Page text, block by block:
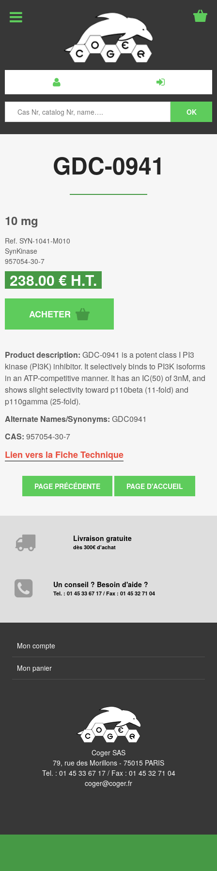
GDC-0941
10 mg
Ref. SYN-1041-M010
SynKinase
957054-30-7
238.00 € H.T.
Product description: GDC-0941 is a potent class I PI3
kinase (PI3K) inhibitor. It selectively binds to PI3K isoforms
in an ATP-competitive manner. It has an IC(50) of 3nM, and
shows slight selectivity toward p110beta (11-fold) and
p110gamma (25-fold).
Alternate Names/Synonyms: GDC0941
CAS: 957054-30-7
Lien vers la Fiche Technique
Livraison gratuite
dès 300€ d'achat
Un conseil ? Besoin d'aide ?
Tel. : 01 45 33 67 17 / Fax : 01 45 32 71 04
Mon compte
Mon panier
Coger SAS
79, rue des Morillons - 75015 PARIS
Tel. : 01 45 33 67 17/ Fax : 01 45 32 71 04
coger@coger.fr